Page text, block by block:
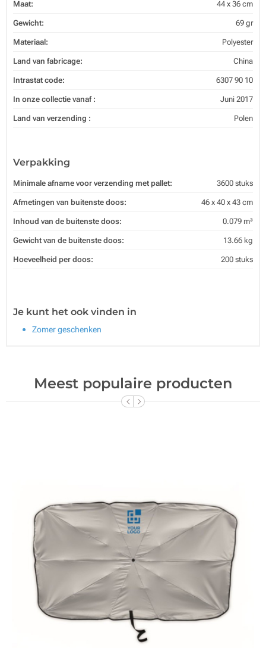
Maat: 44 x 36 cm
Gewicht: 69 gr
Materiaal: Polyester
Land van fabricage: China
Intrastat code: 6307 90 10
In onze collectie vanaf : Juni 2017
Land van verzending : Polen
Verpakking
Minimale afname voor verzending met pallet: 3600 stuks
Afmetingen van buitenste doos: 46 x 40 x 43 cm
Inhoud van de buitenste doos: 0.079 m³
Gewicht van de buitenste doos: 13.66 kg
Hoeveelheid per doos: 200 stuks
Je kunt het ook vinden in
Zomer geschenken
Meest populaire producten